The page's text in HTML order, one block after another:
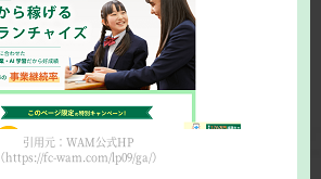
引用元：WAM公式HP
（https://fc-wam.com/lp09/ga/）